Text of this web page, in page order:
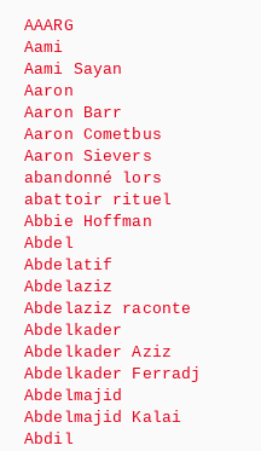
AAARG
Aami
Aami Sayan
Aaron
Aaron Barr
Aaron Cometbus
Aaron Sievers
abandonné lors
abattoir rituel
Abbie Hoffman
Abdel
Abdelatif
Abdelaziz
Abdelaziz raconte
Abdelkader
Abdelkader Aziz
Abdelkader Ferradj
Abdelmajid
Abdelmajid Kalai
Abdil